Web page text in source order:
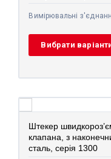
Вимірювальні
Вибрати
Штекер
клапана, з
сталь, серія 1300